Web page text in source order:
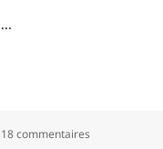
18 commentaires